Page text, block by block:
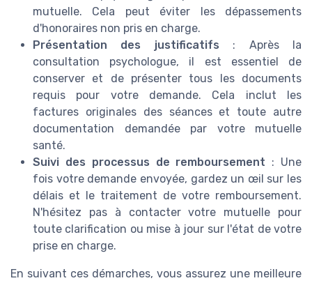
mutuelle. Cela peut éviter les dépassements
d'honoraires non pris en charge.
Présentation des justificatifs : Après la
consultation psychologue, il est essentiel de
conserver et de présenter tous les documents
requis pour votre demande. Cela inclut les
factures originales des séances et toute autre
documentation demandée par votre mutuelle
santé.
Suivi des processus de remboursement : Une
fois votre demande envoyée, gardez un œil sur les
délais et le traitement de votre remboursement.
N'hésitez pas à contacter votre mutuelle pour
toute clarification ou mise à jour sur l'état de votre
prise en charge.
En suivant ces démarches, vous assurez une meilleure